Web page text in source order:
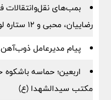
بمب‌های نقل‌وانتقالات
رضاییان، محبی و ۱۲ ستاره لو رفت
پیام مدیرعامل
اربعین؛ حماسه
مکتب سیدالشهدا (ع)